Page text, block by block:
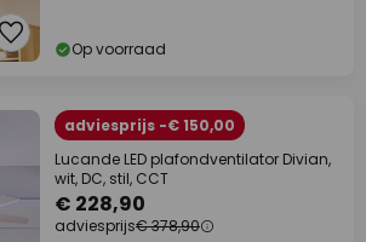
Op voorraad
adviesprijs -€ 150,00
Lucande LED plafondventilator Divian,
wit, DC, stil, CCT
€ 228,90
adviesprijs€ 378,90